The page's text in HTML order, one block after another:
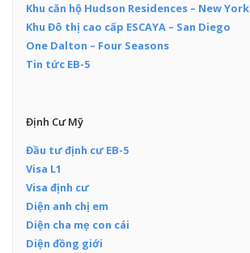
Khu căn hộ Hudson Residences – New York
Khu Đô thị cao cấp ESCAYA – San Diego
One Dalton – Four Seasons
Tin tức EB-5
Định Cư Mỹ
Đầu tư định cư EB-5
Visa L1
Visa định cư
Diện anh chị em
Diện cha mẹ con cái
Diện đồng giới